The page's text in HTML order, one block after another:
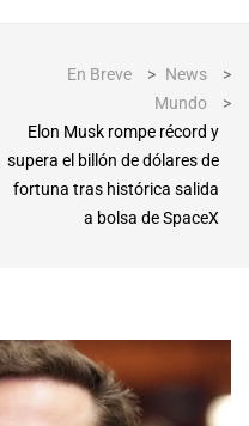
En Breve > News
>
Mundo
>
Elon Musk rompe récord y
supera el billón de dólares de
fortuna tras histórica salida
a bolsa de SpaceX